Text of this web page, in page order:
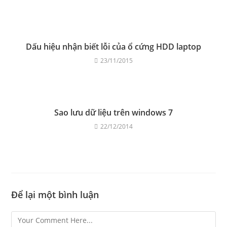
Dấu hiệu nhận biết lỗi của ổ cứng HDD laptop
23/11/2015
Sao lưu dữ liệu trên windows 7
22/12/2014
Để lại một bình luận
Comment